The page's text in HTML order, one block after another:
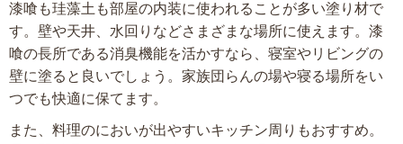
漆喰も珪藻土も部屋の内装に使われることが多い塗り材で
す。壁や天井、水回りなどさまざまな場所に使えます。漆
喰の長所である消臭機能を活かすなら、寝室やリビングの
壁に塗ると良いでしょう。家族団らんの場や寝る場所をい
つでも快適に保てます。
また、料理のにおいが出やすいキッチン周りもおすすめ。